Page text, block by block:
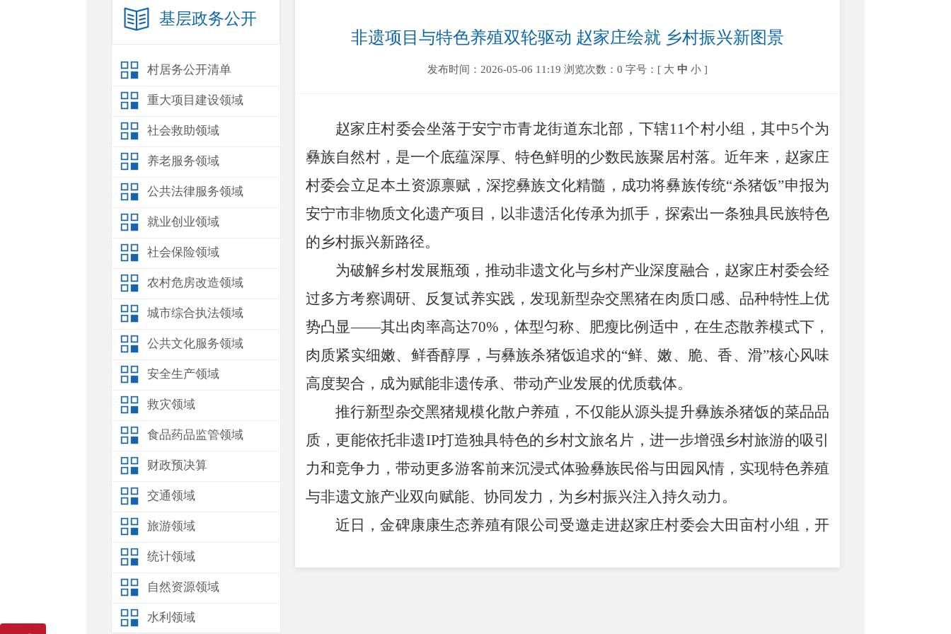
基层政务公开
村居务公开清单
重大项目建设领域
社会救助领域
养老服务领域
公共法律服务领域
就业创业领域
社会保险领域
农村危房改造领域
城市综合执法领域
公共文化服务领域
安全生产领域
救灾领域
食品药品监管领域
财政预决算
交通领域
旅游领域
统计领域
自然资源领域
水利领域
非遗项目与特色养殖双轮驱动 赵家庄绘就 乡村振兴新图景
发布时间：2026-05-06 11:19 浏览次数：0 字号：[ 大 中 小 ]
赵家庄村委会坐落于安宁市青龙街道东北部，下辖11个村小组，其中5个为
彝族自然村，是一个底蕴深厚、特色鲜明的少数民族聚居村落。近年来，赵家庄
村委会立足本土资源禀赋，深挖彝族文化精髓，成功将彝族传统“杀猪饭”申报为
安宁市非物质文化遗产项目，以非遗活化传承为抓手，探索出一条独具民族特色
的乡村振兴新路径。
为破解乡村发展瓶颈，推动非遗文化与乡村产业深度融合，赵家庄村委会经
过多方考察调研、反复试养实践，发现新型杂交黑猪在肉质口感、品种特性上优
势凸显——其出肉率高达70%，体型匀称、肥瘦比例适中，在生态散养模式下，
肉质紧实细嫩、鲜香醇厚，与彝族杀猪饭追求的“鲜、嫩、脆、香、滑”核心风味
高度契合，成为赋能非遗传承、带动产业发展的优质载体。
推行新型杂交黑猪规模化散户养殖，不仅能从源头提升彝族杀猪饭的菜品品
质，更能依托非遗IP打造独具特色的乡村文旅名片，进一步增强乡村旅游的吸引
力和竞争力，带动更多游客前来沉浸式体验彝族民俗与田园风情，实现特色养殖
与非遗文旅产业双向赋能、协同发力，为乡村振兴注入持久动力。
近日，金碑康康生态养殖有限公司受邀走进赵家庄村委会大田亩村小组，开